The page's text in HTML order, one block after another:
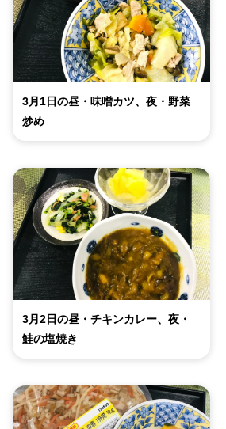
3月1日の昼・味噌カツ、夜・野菜
炒め
3月2日の昼・チキンカレー、夜・
鮭の塩焼き